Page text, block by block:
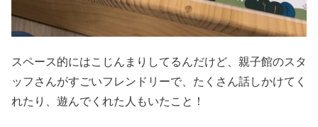
スペース的にはこじんまりしてるんだけど、親子館のスタ
ッフさんがすごいフレンドリーで、たくさん話しかけてく
れたり、遊んでくれた人もいたこと！